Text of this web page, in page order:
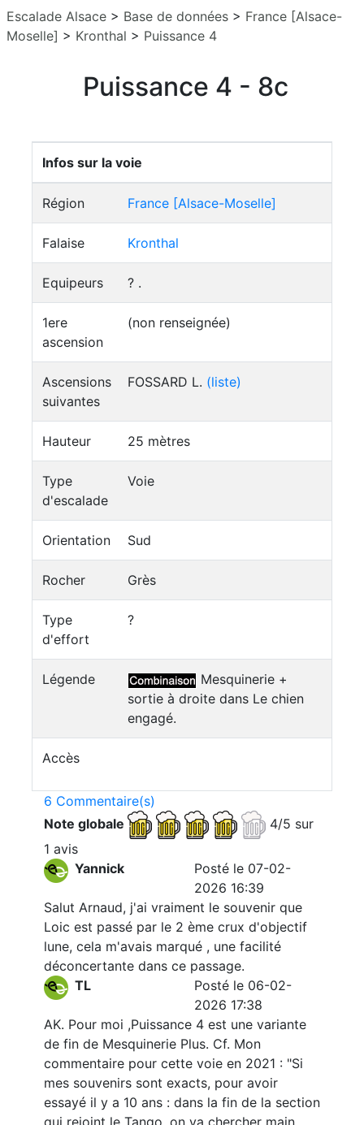
Escalade Alsace > Base de données > France [Alsace-
Moselle] > Kronthal > Puissance 4
Puissance 4 - 8c
Infos sur la voie
Région France [Alsace-Moselle]
Falaise Kronthal
Equipeurs ? .
1ere
ascension
(non renseignée)
Ascensions
suivantes
FOSSARD L. (liste)
Hauteur 25 mètres
Type
d'escalade
Voie
Orientation Sud
Rocher Grès
Type
d'effort
?
Légende
Mesquinerie +
sortie à droite dans Le chien
engagé.
Accès
6 Commentaire(s)
Note globale
4/5 sur
1 avis
Yannick
Posté le 07-02-
2026 16:39
Salut Arnaud, j'ai vraiment le souvenir que
Loic est passé par le 2 ème crux d'objectif
lune, cela m'avais marqué , une facilité
déconcertante dans ce passage.
TL
Posté le 06-02-
2026 17:38
AK. Pour moi ,Puissance 4 est une variante
de fin de Mesquinerie Plus. Cf. Mon
commentaire pour cette voie en 2021 : "Si
mes souvenirs sont exacts, pour avoir
essayé il y a 10 ans : dans la fin de la section
qui rejoint le Tango, on va chercher main